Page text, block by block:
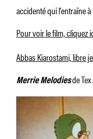
accidenté qui l’entraîne
Pour voir le film, cliquez
Abbas Kiarostami, libre
Merrie Melodiesde